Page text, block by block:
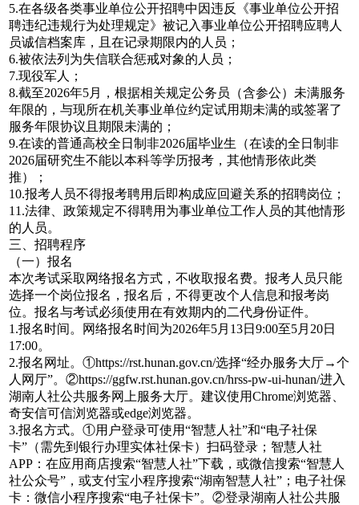
5.在各级各类事业单位公开招聘中因违反《事业单位公开招
聘违纪违规行为处理规定》被记入事业单位公开招聘应聘人
员诚信档案库，且在记录期限内的人员；
6.被依法列为失信联合惩戒对象的人员；
7.现役军人；
8.截至2026年5月，根据相关规定公务员（含参公）未满服务
年限的，与现所在机关事业单位约定试用期未满的或签署了
服务年限协议且期限未满的；
9.在读的普通高校全日制非2026届毕业生（在读的全日制非
2026届研究生不能以本科等学历报考，其他情形依此类
推）；
10.报考人员不得报考聘用后即构成应回避关系的招聘岗位；
11.法律、政策规定不得聘用为事业单位工作人员的其他情形
的人员。
三、招聘程序
（一）报名
本次考试采取网络报名方式，不收取报名费。报考人员只能
选择一个岗位报名，报名后，不得更改个人信息和报考岗
位。报名与考试必须使用在有效期内的二代身份证件。
1.报名时间。网络报名时间为2026年5月13日9:00至5月20日
17:00。
2.报名网址。①https://rst.hunan.gov.cn/选择“经办服务大厅→个
人网厅”。②https://ggfw.rst.hunan.gov.cn/hrss-pw-ui-hunan/进入
湖南人社公共服务网上服务大厅。建议使用Chrome浏览器、
奇安信可信浏览器或edge浏览器。
3.报名方式。①用户登录可使用“智慧人社”和“电子社保
卡”（需先到银行办理实体社保卡）扫码登录；智慧人社
APP：在应用商店搜索“智慧人社”下载，或微信搜索“智慧人
社公众号”，或支付宝小程序搜索“湖南智慧人社”；电子社保
卡：微信小程序搜索“电子社保卡”。②登录湖南人社公共服